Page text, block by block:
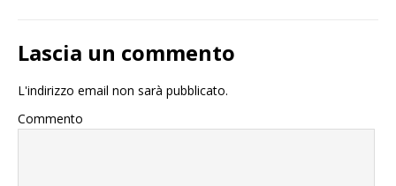
Lascia un commento
L'indirizzo email non sarà pubblicato.
Commento